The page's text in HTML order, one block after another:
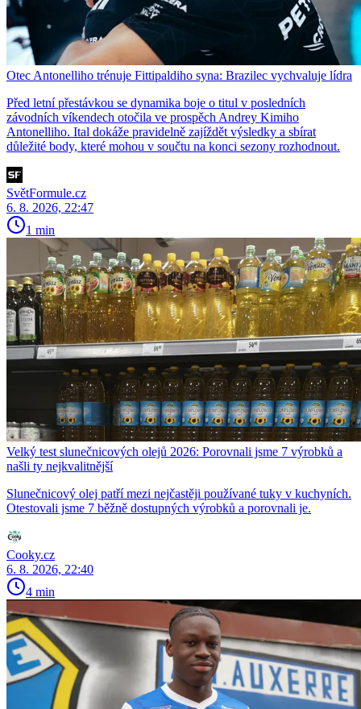
Otec Antonelliho trénuje Fittipaldiho syna: Brazilec vychvaluje lídra
Před letní přestávkou se dynamika boje o titul v posledních
závodních víkendech otočila ve prospěch Andrey Kimiho
Antonelliho. Ital dokáže pravidelně zajíždět výsledky a sbírat
důležité body, které mohou v součtu na konci sezony rozhodnout.
SvětFormule.cz
6. 8. 2026, 22:47
1 min
Velký test slunečnicových olejů 2026: Porovnali jsme 7 výrobků a
našli ty nejkvalitnější
Slunečnicový olej patří mezi nejčastěji používané tuky v kuchyních.
Otestovali jsme 7 běžně dostupných výrobků a porovnali je.
Cooky.cz
6. 8. 2026, 22:40
4 min